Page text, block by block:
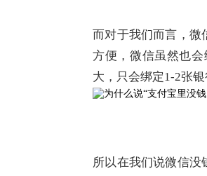
而对于我们而言，微
方便，微信虽然也
大，只会绑定1-2张银
所以在我们说微信没